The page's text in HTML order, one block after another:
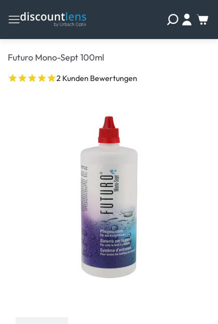
Futuro Mono-Sept 100ml
2 Kunden Bewertungen